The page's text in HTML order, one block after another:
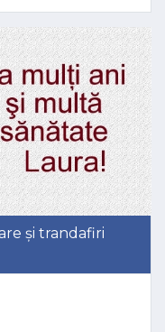
și trandafiri